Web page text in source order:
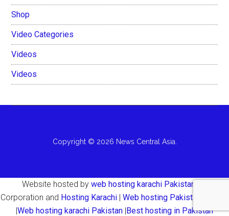
Shop
Video Categories
Videos
Videos
Copyright © 2026 News Central Asia.
Website hosted by web hosting karachi Pakistan
Corporation and Hosting Karachi| Web hosting Pakistan Karachi
|Web hosting karachi Pakistan |Best hosting in Pakistan